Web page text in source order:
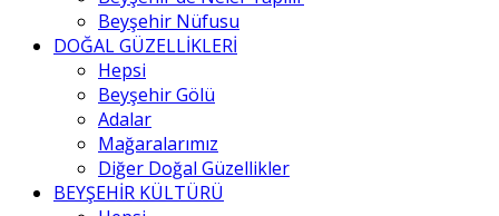
Beyşehir Nüfusu
DOĞAL GÜZELLİKLERİ
Hepsi
Beyşehir Gölü
Adalar
Mağaralarımız
Diğer Doğal Güzellikler
BEYŞEHİR KÜLTÜRÜ